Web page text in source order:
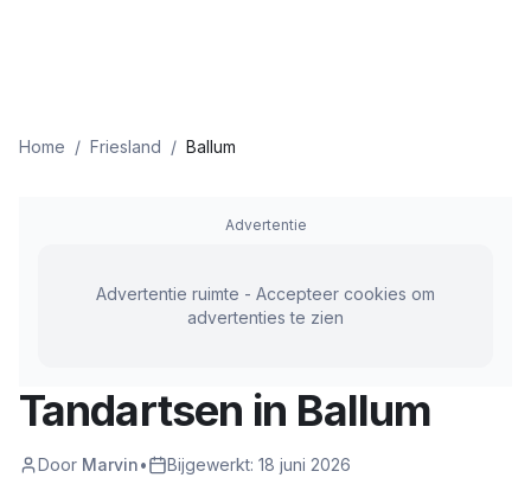
Home / Friesland / Ballum
Advertentie
Advertentie ruimte - Accepteer cookies om
advertenties te zien
Tandartsen in Ballum
Door Marvin• Bijgewerkt: 18 juni 2026